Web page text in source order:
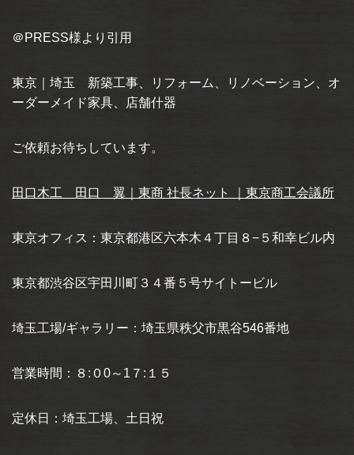
＠PRESS様より引用
東京｜埼玉 新築工事、リフォーム、リノベーション、オ
ーダーメイド家具、店舗什器
ご依頼お待ちしています。
田口木工 田口 翼｜東商 社長ネット ｜東京商工会議所
東京オフィス：東京都港区六本木４丁目８−５和幸ビル内
東京都渋谷区宇田川町３４番５号サイトービル
埼玉工場/ギャラリー：埼玉県秩父市黒谷546番地
営業時間：８:０0～1７:１５
定休日：埼玉工場、土日祝